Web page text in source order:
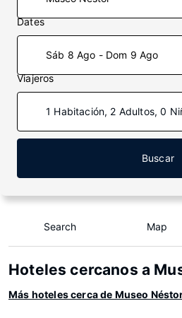
Dates
Sáb 8 Ago - Dom 9 Ago
Viajeros
1 Habitación, 2 Adultos, 0
Buscar
Search Map
Hoteles cercanos a
Más hoteles cerca de Museo